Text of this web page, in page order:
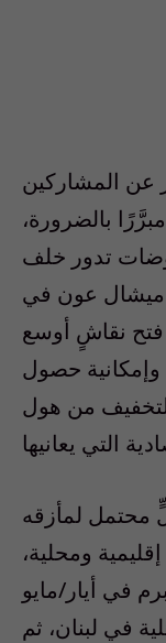
عن المشاركين
بالضرورة،
تدور خلف
عون في
فتح نقاشٍ أوسع
وإمكانية حصول
من هول
محتمل لمأزقه
ومحلية،
في أيار/مايو
في لبنان، ثم